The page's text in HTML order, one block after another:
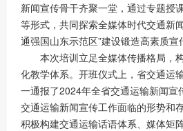
新闻宣传骨干齐聚一堂，通过专题授
等形式，共同探索全媒体时代交通新
通强国山东示范区”建设锻造高素质宣
本次培训立足全媒体传播格局，构
化教学体系。开班仪式上，省交通运
一通报了2024年全省交通运输新闻宣
交通运输新闻宣传工作面临的形势和
积极构建交通运输话语体系、媒体矩